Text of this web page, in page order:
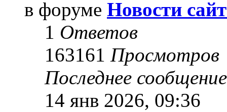
в форуме Новости
1 Ответов
163161 Просмотров
Последнее
14 янв 2026, 09:36